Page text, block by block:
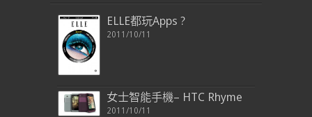
ELLE都玩Apps ?
2011/10/11
女士智能手機– HTC Rhyme
2011/10/11